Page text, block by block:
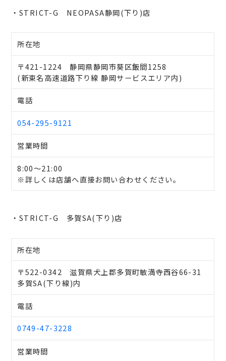
・STRICT-G NEOPASA静岡(下り)店
所在地
〒421-1224 静岡県静岡市葵区飯間1258
(新東名高速道路下り線 静岡サービスエリア内)
電話
054-295-9121
営業時間
8:00～21:00
※詳しくは店舗へ直接お問い合わせください。
・STRICT-G 多賀SA(下り)店
所在地
〒522-0342 滋賀県犬上郡多賀町敏満寺西谷66-31
多賀SA(下り線)内
電話
0749-47-3228
営業時間